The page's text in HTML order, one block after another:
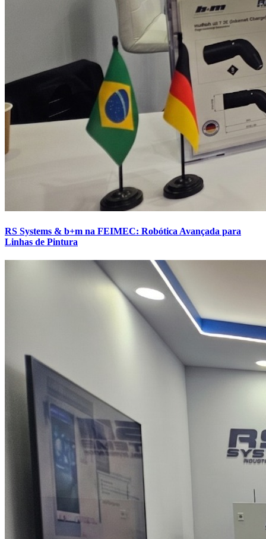
RS Systems & b+m na FEIMEC: Robótica Avançada para
Linhas de Pintura